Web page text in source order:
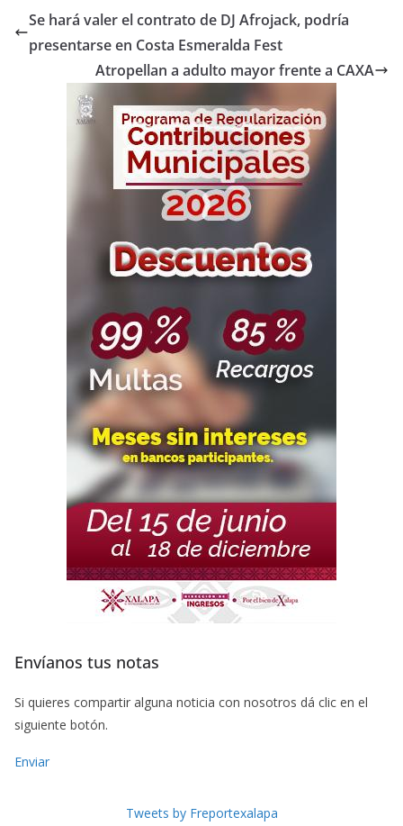
Se hará valer el contrato de DJ Afrojack, podría
presentarse en Costa Esmeralda Fest
Atropellan a adulto mayor frente a CAXA
Envíanos tus notas
Si quieres compartir alguna noticia con nosotros dá clic en el
siguiente botón.
Enviar
Tweets by Freportexalapa